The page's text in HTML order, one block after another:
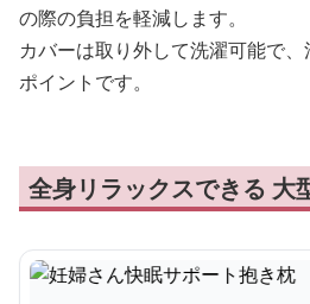
の際の負担を軽減します。
カバーは取り外して洗濯可能で
ポイントです。
全身リラックスできる 大